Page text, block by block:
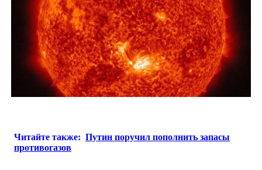
Читайте также: Путин поручил пополнить запасы
противогазов